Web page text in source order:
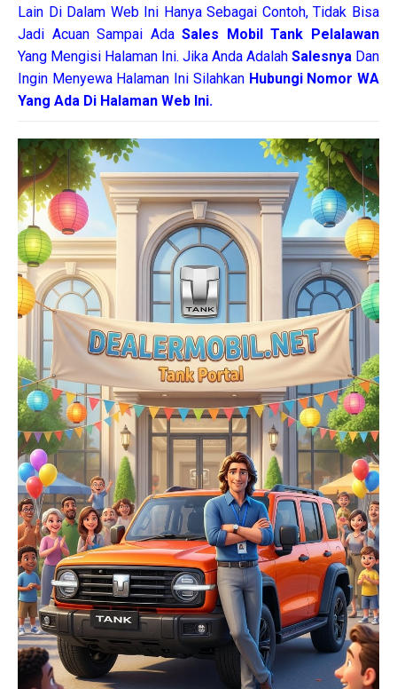
Lain Di Dalam Web Ini Hanya Sebagai Contoh, Tidak Bisa
Jadi Acuan Sampai AdaSales Mobil Tank Pelalawan
Yang Mengisi Halaman Ini. Jika Anda Adalah Salesnya Dan
Ingin Menyewa Halaman Ini Silahkan Hubungi Nomor WA
Yang Ada Di Halaman Web Ini.